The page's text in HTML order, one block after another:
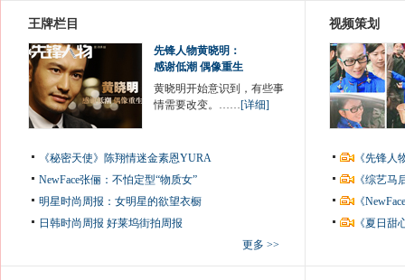
王牌栏目
先锋人物黄晓明：
感谢低潮 偶像重生
黄晓明开始意识到，有些事
情需要改变。……[详细]
《秘密天使》陈翔情迷金素恩YURA
NewFace张俪：不怕定型“物质女”
明星时尚周报：女明星的欲望衣橱
日韩时尚周报 好莱坞街拍周报
更多 >>
视频策划
《先锋
《综艺
《
《夏日